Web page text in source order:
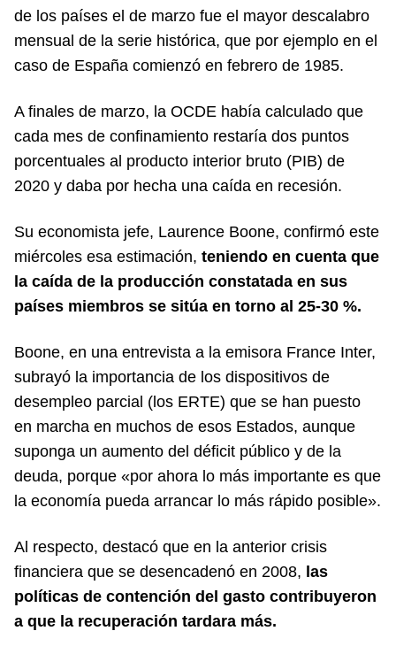
de los países el de marzo fue el mayor descalabro
mensual de la serie histórica, que por ejemplo en el
caso de España comienzó en febrero de 1985.
A finales de marzo, la OCDE había calculado que
cada mes de confinamiento restaría dos puntos
porcentuales al producto interior bruto (PIB) de
2020 y daba por hecha una caída en recesión.
Su economista jefe, Laurence Boone, confirmó este
miércoles esa estimación, teniendo en cuenta que
la caída de la producción constatada en sus
países miembros se sitúa en torno al 25-30 %.
Boone, en una entrevista a la emisora France Inter,
subrayó la importancia de los dispositivos de
desempleo parcial (los ERTE) que se han puesto
en marcha en muchos de esos Estados, aunque
suponga un aumento del déficit público y de la
deuda, porque «por ahora lo más importante es que
la economía pueda arrancar lo más rápido posible».
Al respecto, destacó que en la anterior crisis
financiera que se desencadenó en 2008, las
políticas de contención del gasto contribuyeron
a que la recuperación tardara más.